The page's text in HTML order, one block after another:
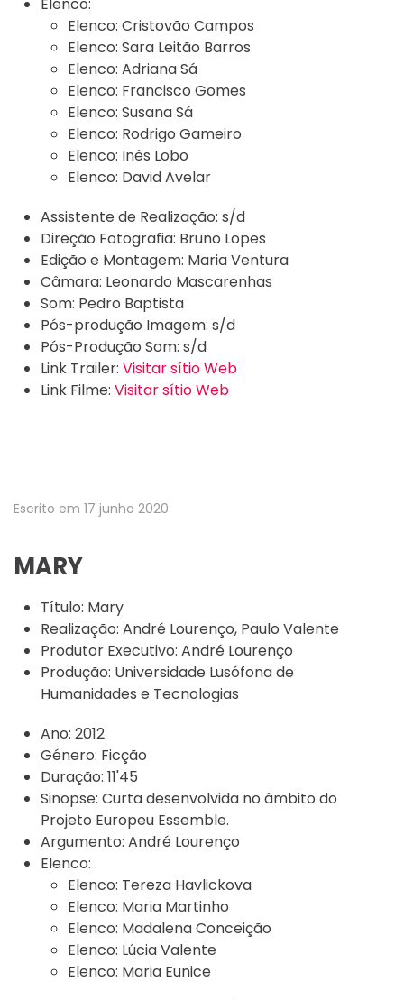
Elenco:
Elenco: Cristovão Campos
Elenco: Sara Leitão Barros
Elenco: Adriana Sá
Elenco: Francisco Gomes
Elenco: Susana Sá
Elenco: Rodrigo Gameiro
Elenco: Inês Lobo
Elenco: David Avelar
Assistente de Realização: s/d
Direção Fotografia: Bruno Lopes
Edição e Montagem: Maria Ventura
Câmara: Leonardo Mascarenhas
Som: Pedro Baptista
Pós-produção Imagem: s/d
Pós-Produção Som: s/d
Link Trailer: Visitar sítio Web
Link Filme: Visitar sítio Web
Escrito em 17 junho 2020.
MARY
Título: Mary
Realização: André Lourenço, Paulo Valente
Produtor Executivo: André Lourenço
Produção: Universidade Lusófona de
Humanidades e Tecnologias
Ano: 2012
Género: Ficção
Duração: 11'45
Sinopse: Curta desenvolvida no âmbito do
Projeto Europeu Essemble.
Argumento: André Lourenço
Elenco:
Elenco: Tereza Havlickova
Elenco: Maria Martinho
Elenco: Madalena Conceição
Elenco: Lúcia Valente
Elenco: Maria Eunice